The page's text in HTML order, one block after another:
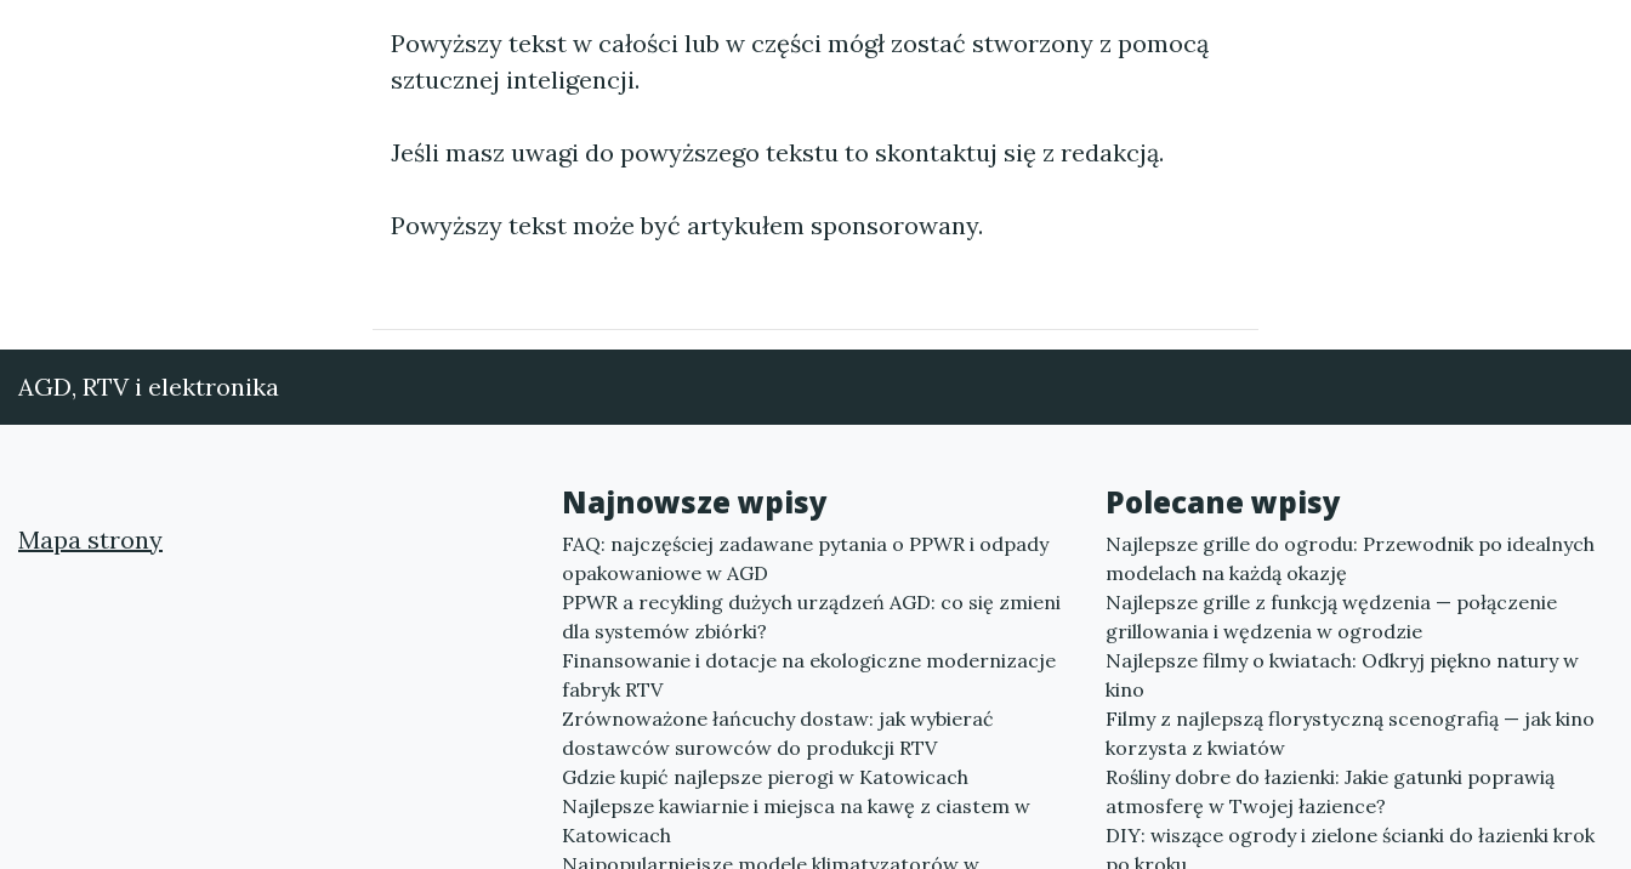
Powyższy tekst w całości lub w części mógł zostać stworzony z pomocą
sztucznej inteligencji.
Jeśli masz uwagi do powyższego tekstu to skontaktuj się z redakcją.
Powyższy tekst może być artykułem sponsorowany.
AGD, RTV i elektronika
Mapa strony
Najnowsze wpisy
FAQ: najczęściej zadawane pytania o PPWR i odpady
opakowaniowe w AGD
PPWR a recykling dużych urządzeń AGD: co się zmieni
dla systemów zbiórki?
Finansowanie i dotacje na ekologiczne modernizacje
fabryk RTV
Zrównoważone łańcuchy dostaw: jak wybierać
dostawców surowców do produkcji RTV
Gdzie kupić najlepsze pierogi w Katowicach
Najlepsze kawiarnie i miejsca na kawę z ciastem w
Katowicach
Najpopularniejsze modele klimatyzatorów w
Polecane wpisy
Najlepsze grille do ogrodu: Przewodnik po idealnych
modelach na każdą okazję
Najlepsze grille z funkcją wędzenia — połączenie
grillowania i wędzenia w ogrodzie
Najlepsze filmy o kwiatach: Odkryj piękno natury w
kino
Filmy z najlepszą florystyczną scenografią — jak kino
korzysta z kwiatów
Rośliny dobre do łazienki: Jakie gatunki poprawią
atmosferę w Twojej łazience?
DIY: wiszące ogrody i zielone ścianki do łazienki krok
po kroku